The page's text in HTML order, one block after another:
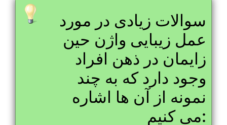
سوالات زیادی در مورد
عمل زیبایی واژن حین
زایمان در ذهن افراد
وجود دارد که به چند
نمونه از آن ها اشاره